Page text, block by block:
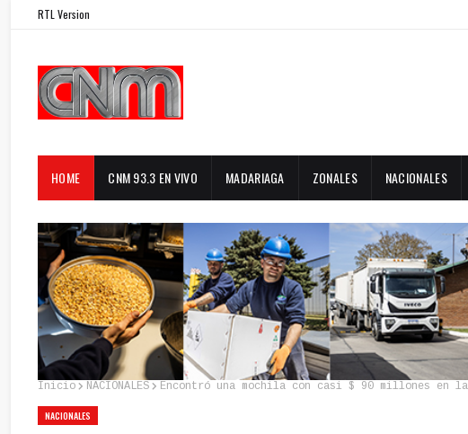
RTL Version
HOME CNM 93.3 EN VIVO MADARIAGA ZONALES NACIONALES
Inicio NACIONALES Encontró una mochila con casi $ 90 millones en
NACIONALES